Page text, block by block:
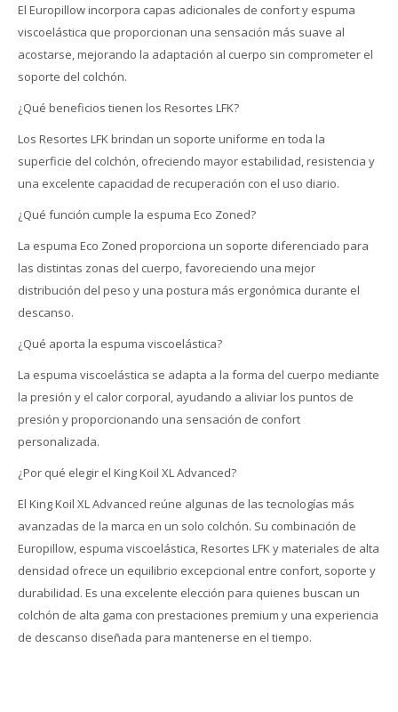
El Europillow incorpora capas adicionales de confort y espuma
viscoelástica que proporcionan una sensación más suave al
acostarse, mejorando la adaptación al cuerpo sin comprometer el
soporte del colchón.
¿Qué beneficios tienen los Resortes LFK?
Los Resortes LFK brindan un soporte uniforme en toda la
superficie del colchón, ofreciendo mayor estabilidad, resistencia y
una excelente capacidad de recuperación con el uso diario.
¿Qué función cumple la espuma Eco Zoned?
La espuma Eco Zoned proporciona un soporte diferenciado para
las distintas zonas del cuerpo, favoreciendo una mejor
distribución del peso y una postura más ergonómica durante el
descanso.
¿Qué aporta la espuma viscoelástica?
La espuma viscoelástica se adapta a la forma del cuerpo mediante
la presión y el calor corporal, ayudando a aliviar los puntos de
presión y proporcionando una sensación de confort
personalizada.
¿Por qué elegir el King Koil XL Advanced?
El King Koil XL Advanced reúne algunas de las tecnologías más
avanzadas de la marca en un solo colchón. Su combinación de
Europillow, espuma viscoelástica, Resortes LFK y materiales de alta
densidad ofrece un equilibrio excepcional entre confort, soporte y
durabilidad. Es una excelente elección para quienes buscan un
colchón de alta gama con prestaciones premium y una experiencia
de descanso diseñada para mantenerse en el tiempo.